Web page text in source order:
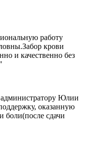
работу
крови
и качественно без
"
администратору Юлии
оказанную
боли(после сдачи